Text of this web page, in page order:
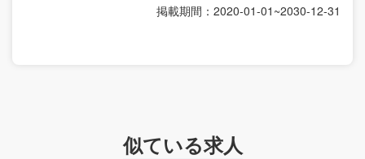
掲載期間：2020-01-01~2030-12-31
似ている求人